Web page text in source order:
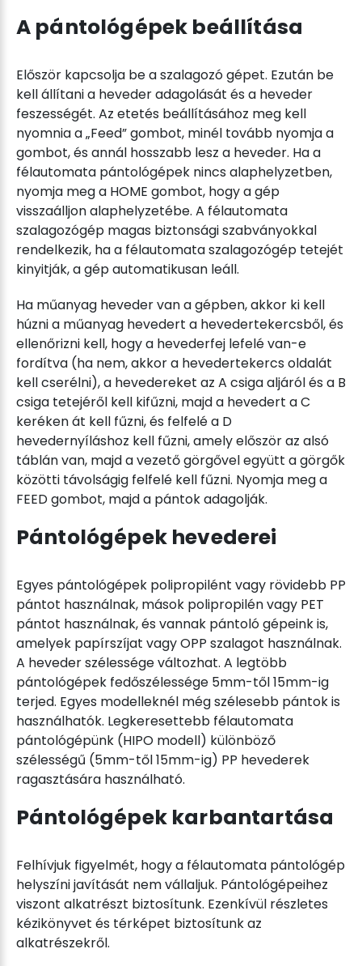
A pántológépek beállítása
Először kapcsolja be a szalagozó gépet. Ezután be
kell állítani a heveder adagolását és a heveder
feszességét. Az etetés beállításához meg kell
nyomnia a „Feed” gombot, minél tovább nyomja a
gombot, és annál hosszabb lesz a heveder. Ha a
félautomata pántológépek nincs alaphelyzetben,
nyomja meg a HOME gombot, hogy a gép
visszaálljon alaphelyzetébe. A félautomata
szalagozógép magas biztonsági szabványokkal
rendelkezik, ha a félautomata szalagozógép tetejét
kinyitják, a gép automatikusan leáll.
Ha műanyag heveder van a gépben, akkor ki kell
húzni a műanyag hevedert a hevedertekercsből, és
ellenőrizni kell, hogy a hevederfej lefelé van-e
fordítva (ha nem, akkor a hevedertekercs oldalát
kell cserélni), a hevedereket az A csiga aljáról és a B
csiga tetejéről kell kifűzni, majd a hevedert a C
keréken át kell fűzni, és felfelé a D
hevedernyíláshoz kell fűzni, amely először az alsó
táblán van, majd a vezető görgővel együtt a görgők
közötti távolságig felfelé kell fűzni. Nyomja meg a
FEED gombot, majd a pántok adagolják.
Pántológépek hevederei
Egyes pántológépek polipropilént vagy rövidebb PP
pántot használnak, mások polipropilén vagy PET
pántot használnak, és vannak pántoló gépeink is,
amelyek papírszíjat vagy OPP szalagot használnak.
A heveder szélessége változhat. A legtöbb
pántológépek fedőszélessége 5mm-től 15mm-ig
terjed. Egyes modelleknél még szélesebb pántok is
használhatók. Legkeresettebb félautomata
pántológépünk (HIPO modell) különböző
szélességű (5mm-től 15mm-ig) PP hevederek
ragasztására használható.
Pántológépek karbantartása
Felhívjuk figyelmét, hogy a félautomata pántológép
helyszíni javítását nem vállaljuk. Pántológépeihez
viszont alkatrészt biztosítunk. Ezenkívül részletes
kézikönyvet és térképet biztosítunk az
alkatrészekről.